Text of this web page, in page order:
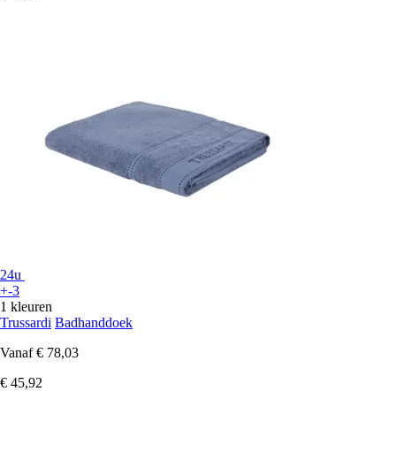
24u
+-3
1 kleuren
Trussardi Badhanddoek
Vanaf € 78,03
€ 45,92